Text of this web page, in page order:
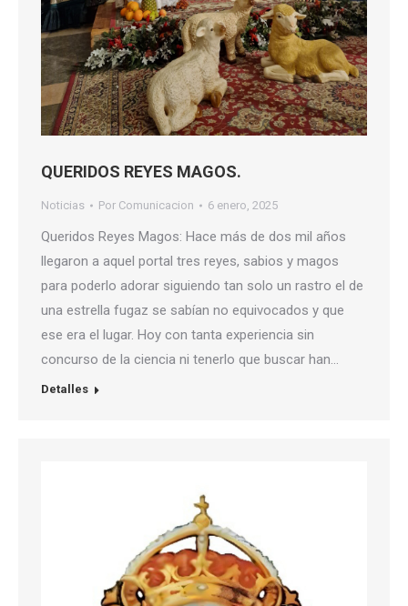
QUERIDOS REYES MAGOS.
Noticias Por Comunicacion 6 enero, 2025
Queridos Reyes Magos: Hace más de dos mil años
llegaron a aquel portal tres reyes, sabios y magos
para poderlo adorar siguiendo tan solo un rastro el de
una estrella fugaz se sabían no equivocados y que
ese era el lugar. Hoy con tanta experiencia sin
concurso de la ciencia ni tenerlo que buscar han…
Detalles